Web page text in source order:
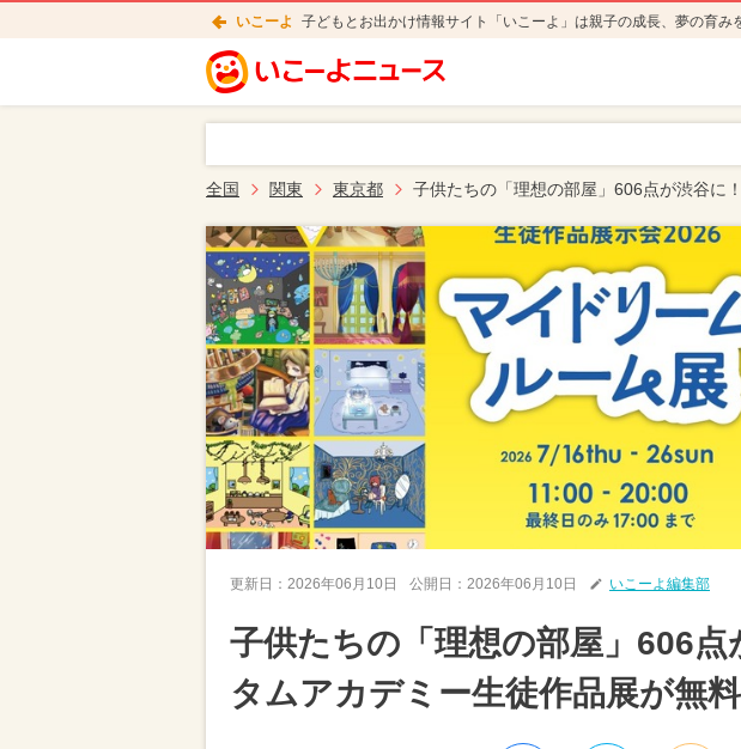
いこーよ 子どもとお出かけ情報サイト「いこーよ」は親子の成長、夢の育み
全国 関東 東京都 子供たちの「理想の部屋」606点が渋谷
更新日： 2026年06月10日 公開日： 2026年06月10日 いこーよ編集部
子供たちの「理想の部屋」606
タムアカデミー生徒作品展が無